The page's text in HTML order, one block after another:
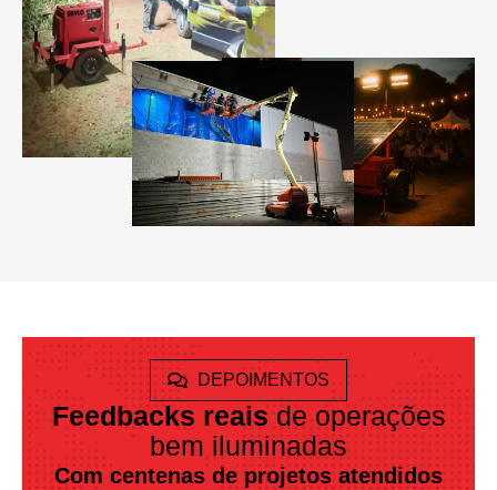
DEPOIMENTOS
Feedbacks reaisde operações
bem iluminadas
Com centenas de projetos atendidos